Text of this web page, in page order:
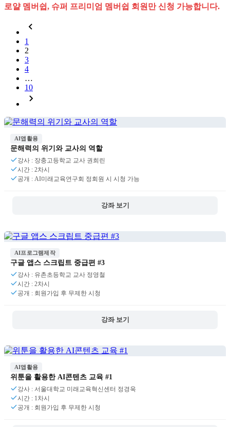
로얄 멤버쉽, 슈퍼 프리미엄 멤버쉽 회원만 신청 가능합니다.
1
2
3
4
…
10
AI앱활용
문해력의 위기와 교사의 역할
강사 : 장충고등학교 교사 권희린
시간 : 2차시
공개 : AI미래교육연구회 정회원 시 시청 가능
강좌 보기
AI프로그램제작
구글 앱스 스크립트 중급편 #3
강사 : 유촌초등학교 교사 정영철
시간 : 2차시
공개 : 회원가입 후 무제한 시청
강좌 보기
AI앱활용
위툰을 활용한 AI콘텐츠 교육 #1
강사 : 서울대학교 미래교육혁신센터 정경욱
시간 : 1차시
공개 : 회원가입 후 무제한 시청